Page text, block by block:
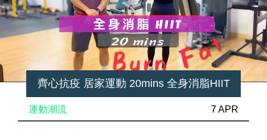
齊心抗疫 居家運動 20mins 全身消脂HIIT
運動潮流 7 APR